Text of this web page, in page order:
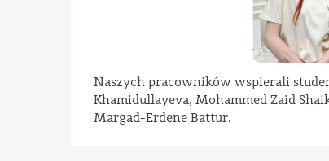
Naszych pracowników wspierali
Khamidullayeva, Mohammed Zaid
Margad-Erdene Battur.